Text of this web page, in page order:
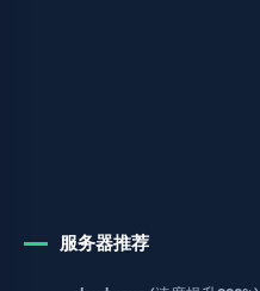
服务器推荐